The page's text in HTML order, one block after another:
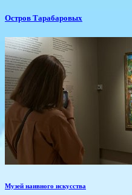
Остров Тарабаровых
Музей наивного искусства